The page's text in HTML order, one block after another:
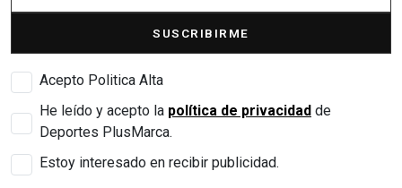
SUSCRIBIRME
Acepto Politica Alta
He leído y acepto la política de privacidad de
Deportes PlusMarca.
Estoy interesado en recibir publicidad.